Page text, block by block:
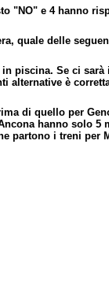
"NO" e 4 hanno
quale delle
piscina. Se ci
alternative è
di quello per
hanno solo
partono i treni per